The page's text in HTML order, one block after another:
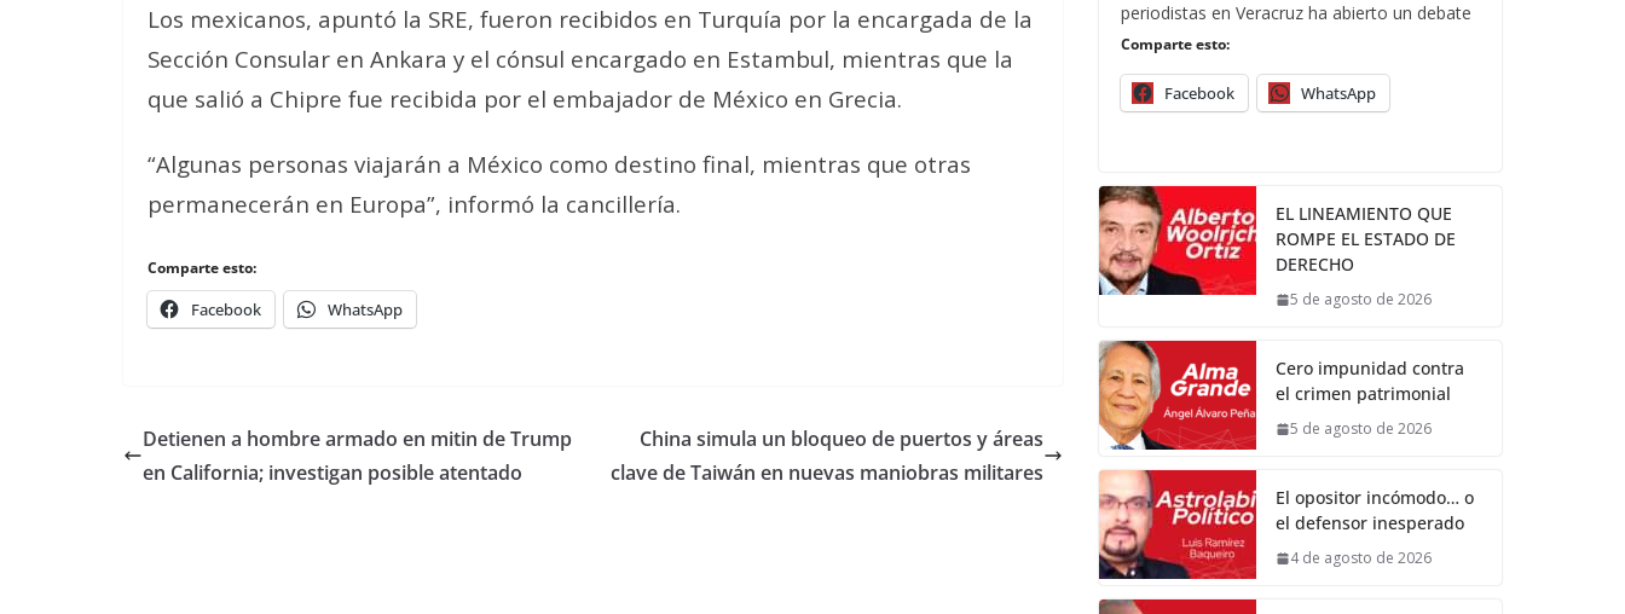
Los mexicanos, apuntó la SRE, fueron recibidos en Turquía por la encargada de la
Sección Consular en Ankara y el cónsul encargado en Estambul, mientras que la
que salió a Chipre fue recibida por el embajador de México en Grecia.
“Algunas personas viajarán a México como destino final, mientras que otras
permanecerán en Europa”, informó la cancillería.
Comparte esto:
Facebook WhatsApp
Detienen a hombre armado en mitin de Trump
en California; investigan posible atentado
China simula un bloqueo de puertos y áreas
clave de Taiwán en nuevas maniobras militares
periodistas en Veracruz ha abierto un debate
Comparte esto:
Facebook WhatsApp
EL LINEAMIENTO QUE
ROMPE EL ESTADO DE
DERECHO
5 de agosto de 2026
Cero impunidad contra
el crimen patrimonial
5 de agosto de 2026
El opositor incómodo… o
el defensor inesperado
4 de agosto de 2026